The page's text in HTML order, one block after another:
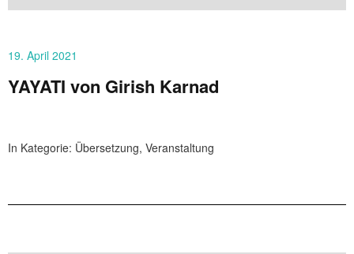
19. April 2021
YAYATI von Girish Karnad
In Kategorie: Übersetzung, Veranstaltung